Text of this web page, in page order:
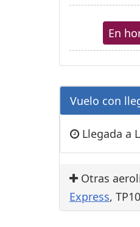
En
Vuelo con
Llegada a
Otras
Express,